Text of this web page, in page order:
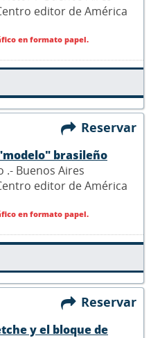
editor de América
en formato papel.
Reservar
brasileño
.- Buenos Aires
editor de América
en formato papel.
Reservar
y el bloque de